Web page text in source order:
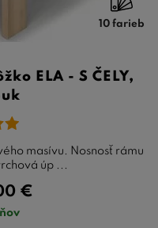
10 farieb
ELA - S ČELY,
masívu. Nosnosť rámu
úp ...
€